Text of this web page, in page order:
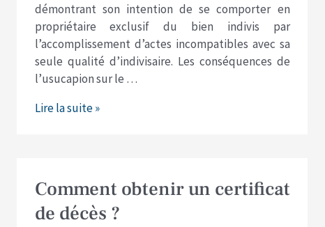
démontrant son intention de se comporter en
propriétaire exclusif du bien indivis par
l’accomplissement d’actes incompatibles avec sa
seule qualité d’indivisaire. Les conséquences de
l’usucapion sur le …
Lire la suite »
Comment obtenir un certificat
de décès ?
Comment
un